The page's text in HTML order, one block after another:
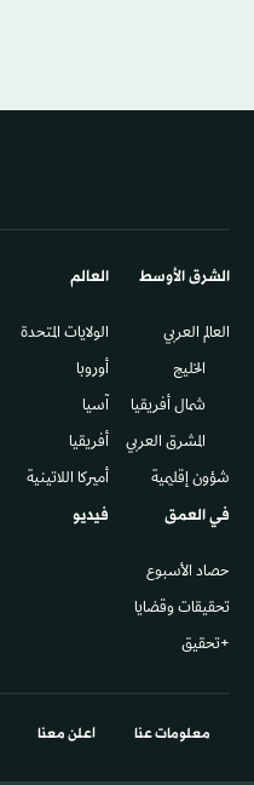
الشرق الأوسط​
العالم العربي
الخليج
شمال أفريقيا
المشرق العربي
شؤون إقليمية
العالم
الولايات المتحدة
أوروبا
آسيا
أفريقيا
أميركا اللاتينية
في العمق
حصاد الأسبوع
تحقيقات وقضايا
+تحقيق
فيديو
معلومات عنا اعلن معنا